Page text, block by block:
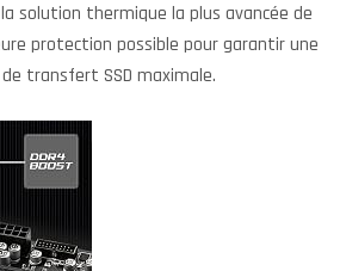
solution thermique la plus avancée de
protection possible pour garantir une
transfert SSD maximale.